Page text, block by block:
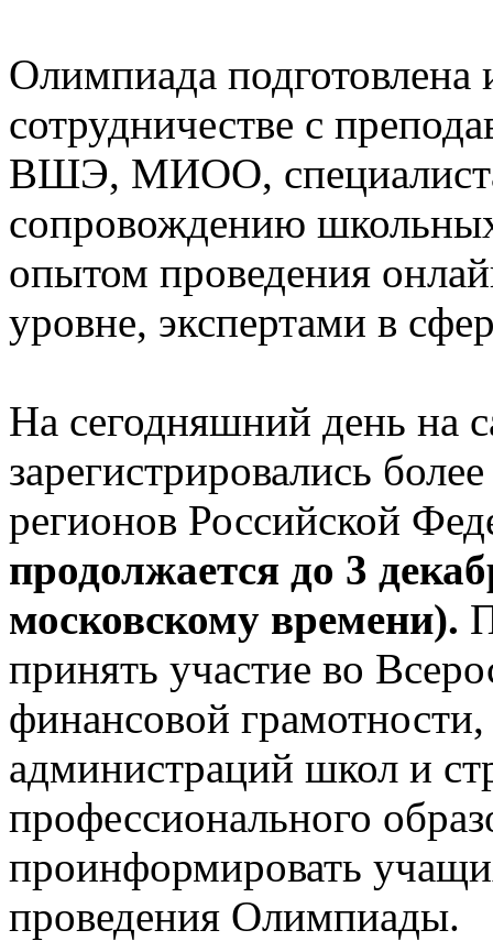
Олимпиада подготовлена
сотрудничестве с
ВШЭ, МИОО,
сопровождению
опытом проведения
уровне, экспертами в
На сегодняшний день на
зарегистрировались
регионов Российской
продолжается до 3
московскому времени).
принять участие во
финансовой грамотности,
администраций школ и
профессионального
проинформировать
проведения Олимпиады.